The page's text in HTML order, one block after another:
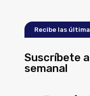
Recibe las
Suscríbete
semanal